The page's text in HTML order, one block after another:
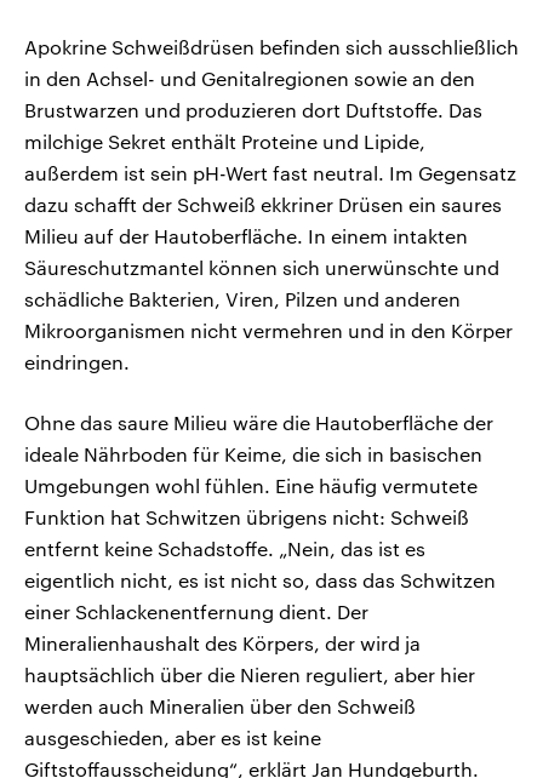
Apokrine Schweißdrüsen befinden sich ausschließlich
in den Achsel- und Genitalregionen sowie an den
Brustwarzen und produzieren dort Duftstoffe. Das
milchige Sekret enthält Proteine und Lipide,
außerdem ist sein pH-Wert fast neutral. Im Gegensatz
dazu schafft der Schweiß ekkriner Drüsen ein saures
Milieu auf der Hautoberfläche. In einem intakten
Säureschutzmantel können sich unerwünschte und
schädliche Bakterien, Viren, Pilzen und anderen
Mikroorganismen nicht vermehren und in den Körper
eindringen.
Ohne das saure Milieu wäre die Hautoberfläche der
ideale Nährboden für Keime, die sich in basischen
Umgebungen wohl fühlen. Eine häufig vermutete
Funktion hat Schwitzen übrigens nicht: Schweiß
entfernt keine Schadstoffe. „Nein, das ist es
eigentlich nicht, es ist nicht so, dass das Schwitzen
einer Schlackenentfernung dient. Der
Mineralienhaushalt des Körpers, der wird ja
hauptsächlich über die Nieren reguliert, aber hier
werden auch Mineralien über den Schweiß
ausgeschieden, aber es ist keine
Giftstoffausscheidung“, erklärt Jan Hundgeburth.